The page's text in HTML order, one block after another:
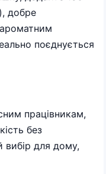
добре
поєднується
працівникам,
без
вибір для дому,